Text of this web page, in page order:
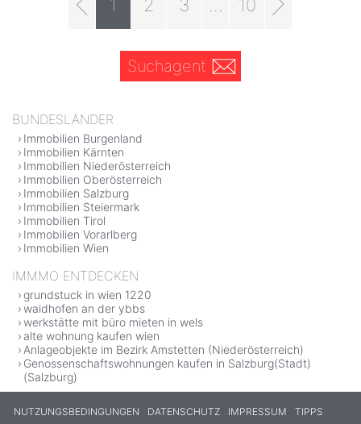
1 2 3 10
Suchagent
BUNDESLÄNDER
Immobilien Burgenland
Immobilien Kärnten
Immobilien Niederösterreich
Immobilien Oberösterreich
Immobilien Salzburg
Immobilien Steiermark
Immobilien Tirol
Immobilien Vorarlberg
Immobilien Wien
IMMMO ENTDECKEN
grundstuck in wien 1220
waidhofen an der ybbs
werkstätte mit büro mieten in wels
alte wohnung kaufen wien
Anlageobjekte im Bezirk Amstetten (Niederösterreich)
Genossenschaftswohnungen kaufen in Salzburg(Stadt)
(Salzburg)
NUTZUNGSBEDINGUNGEN DATENSCHUTZ IMPRESSUM
TIPPS